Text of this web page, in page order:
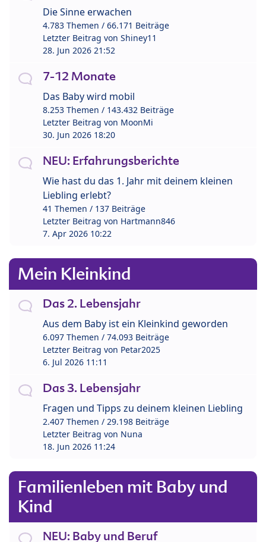
Die Sinne erwachen
4.783 Themen / 66.171 Beiträge
Letzter Beitrag von Shiney11
28. Jun 2026 21:52
7-12 Monate
Das Baby wird mobil
8.253 Themen / 143.432 Beiträge
Letzter Beitrag von MoonMi
30. Jun 2026 18:20
NEU: Erfahrungsberichte
Wie hast du das 1. Jahr mit deinem kleinen
Liebling erlebt?
41 Themen / 137 Beiträge
Letzter Beitrag von Hartmann846
7. Apr 2026 10:22
Mein Kleinkind
Das 2. Lebensjahr
Aus dem Baby ist ein Kleinkind geworden
6.097 Themen / 74.093 Beiträge
Letzter Beitrag von Petar2025
6. Jul 2026 11:11
Das 3. Lebensjahr
Fragen und Tipps zu deinem kleinen Liebling
2.407 Themen / 29.198 Beiträge
Letzter Beitrag von Nuna
18. Jun 2026 11:24
Familienleben mit Baby und
Kind
NEU: Baby und Beruf